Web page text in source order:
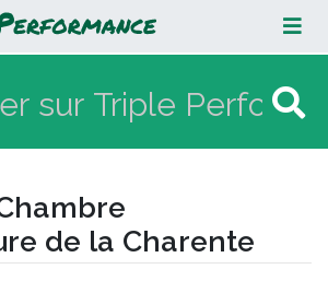
d'agriculture de la
de la Charente